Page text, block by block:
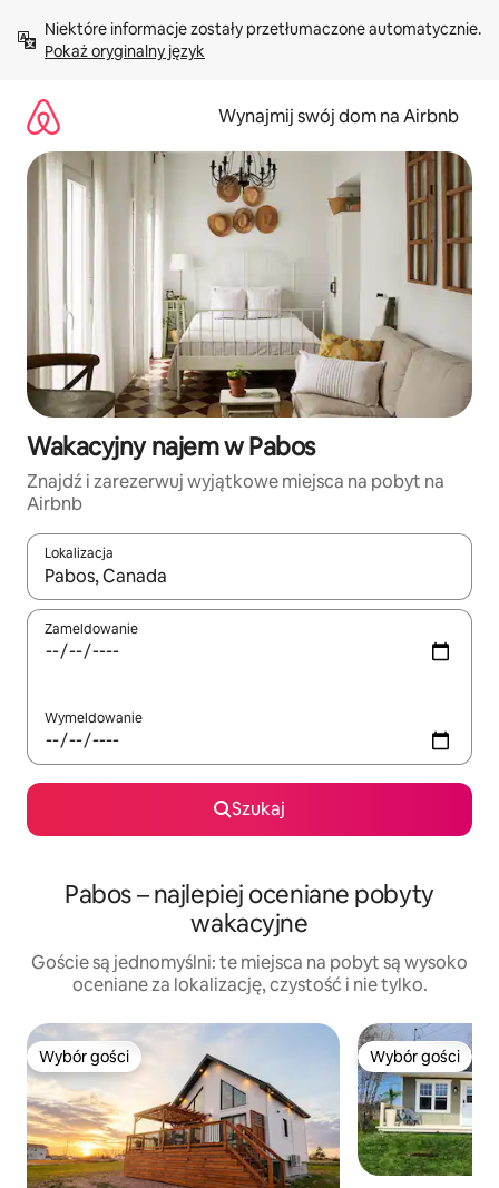
treści Pokaż oryginalny język
Wynajmij swój dom na Airbnb
Wakacyjny najem w Pabos
Znajdź i zarezerwuj wyjątkowe miejsca na pobyt na
Airbnb
Lokalizacja
Gdy wyniki będą dostępne, możesz poruszać się po nich za
Zameldowanie
Wymeldowanie
Szukaj
Pabos – najlepiej oceniane pobyty
wakacyjne
Goście są jednomyślni: te miejsca na pobyt są wysoko
oceniane za lokalizację, czystość i nie tylko.
Wybór gości
Wybór gości Wybór gości
Wybór gości